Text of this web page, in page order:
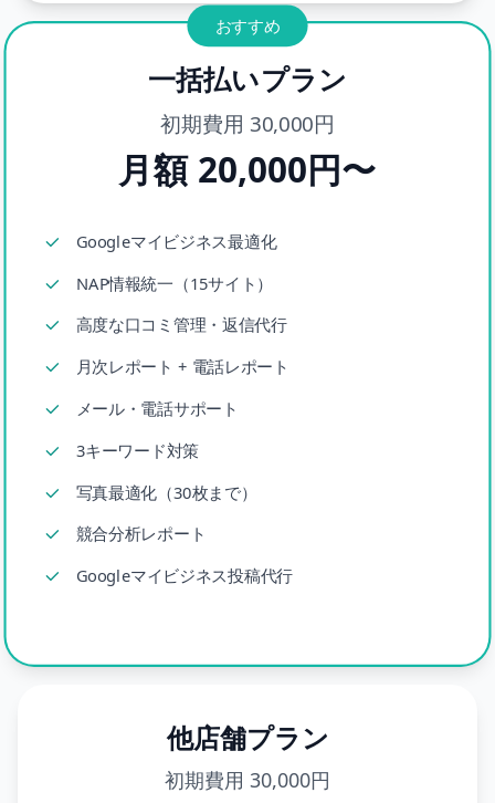
おすすめ
一括払いプラン
初期費用 30,000円
月額 20,000円〜
Googleマイビジネス最適化
NAP情報統一（15サイト）
高度な口コミ管理・返信代行
月次レポート + 電話レポート
メール・電話サポート
3キーワード対策
写真最適化（30枚まで）
競合分析レポート
Googleマイビジネス投稿代行
他店舗プラン
初期費用 30,000円